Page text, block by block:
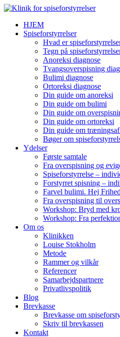
HJEM
Spiseforstyrrelser
Hvad er
Tegn på
Anoreksi diagnose
Tvangsoverspisning
Bulimi diagnose
Ortoreksi diagnose
Din guide om anoreksi
Din guide om bulimi
Din guide om
Din guide om ortoreksi
Din guide om
Bøger om
Ydelser
Første samtale
Fra overspisning og
Spiseforstyrrelse –
Forstyrret spisning –
Farvel bulimi. Hej
Fra overspisning til
Workshop: Bryd med
Workshop: Fra
Om os
Klinikken
Louise Stokholm
Metode
Rammer og vilkår
Referencer
Samarbejdspartnere
Privatlivspolitik
Blog
Brevkasse
Brevkasse om
Skriv til brevkassen
Kontakt